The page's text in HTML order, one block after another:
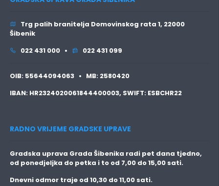
Trg palih branitelja Domovinskog rata 1, 22000
Šibenik
022 431 000 •
022 431 099
OIB: 55644094063 • MB: 2580420
IBAN: HR2324020061844400003, SWIFT: ESBCHR22
RADNO VRIJEME GRADSKE UPRAVE
Gradska uprava Grada Šibenika radi pet dana tjedno,
od ponedjeljka do petka i to od 7,00 do 15,00 sati.
Dnevni odmor traje od 10,30 do 11,00 sati.